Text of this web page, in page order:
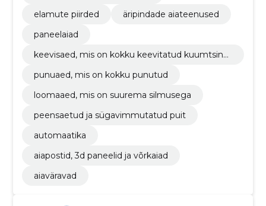
elamute piirded
äripindade aiateenused
paneelaiad
keevisaed, mis on kokku keevitatud kuumtsingi
punuaed, mis on kokku punutud
loomaaed, mis on suurema silmusega
peensaetud ja sügavimmutatud puit
automaatika
aiapostid, 3d paneelid ja võrkaiad
aiaväravad